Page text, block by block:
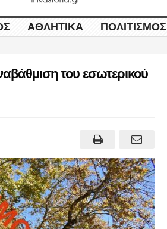
ΑΘΛΗΤΙΚΆ ΠΟΛΙΤΙΣΜΌΣ
του εσωτερικού